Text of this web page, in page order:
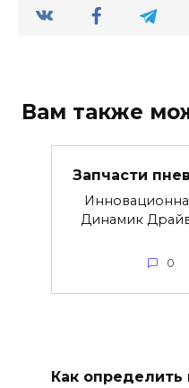
Вам также
Запчасти
Динамик
0
Как определить